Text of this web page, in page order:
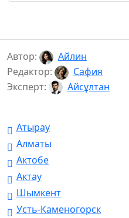
Автор:
Айлин
Редактор:
Сафия
Эксперт:
Айсұлтан
Атырау
Алматы
Актобе
Актау
Шымкент
Усть-Каменогорск